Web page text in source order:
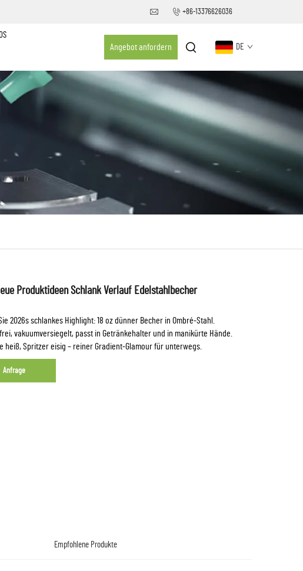
+86-13376626036
Angebot anfordern DE
Produktideen Schlank Verlauf Edelstahlbecher
2026s schlankes Highlight: 18 oz dünner Becher in Ombré-Stahl.
vakuumversiegelt, passt in Getränkehalter und in manikürte Hände.
heiß, Spritzer eisig – reiner Gradient-Glamour für unterwegs.
Anfrage
Empfohlene Produkte